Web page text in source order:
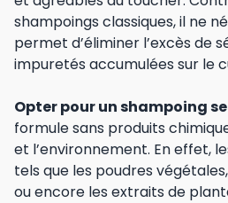
shampoings classiques, il ne
permet d’éliminer l’excès de
impuretés accumulées sur le
Opter pour un shampoing
formule sans produits
et l’environnement. En effet,
tels que les poudres
ou encore les extraits de